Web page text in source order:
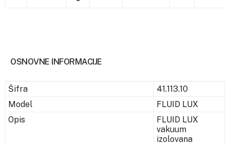
OSNOVNE INFORMACIJE
Šifra
41.113.10
Model
FLUID LUX
Opis
FLUID LUX
vakuum
izolovana